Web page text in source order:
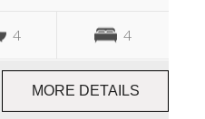
4 4
MORE DETAILS